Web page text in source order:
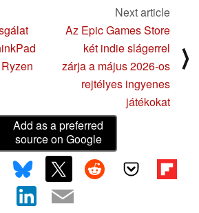
Next article
Az Epic Games Store
két indie slágerrel
zárja a május 2026-os
rejtélyes ingyenes
játékokat
⟩
Add as a preferred
source on Google